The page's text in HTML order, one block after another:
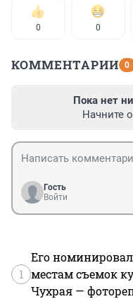
0 0
КОММЕНТАРИИ 0
Пока нет
Начните
Гость
Войти
1
Его
местам съемок
Чухрая —